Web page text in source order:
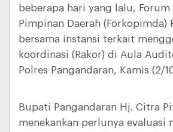
beberapa hari yang lalu, Forum
Pimpinan Daerah (Forkopimda)
bersama instansi terkait
koordinasi (Rakor) di Aula
Polres Pangandaran, Kamis (2/
Bupati Pangandaran Hj. Citra
menekankan perlunya evaluasi